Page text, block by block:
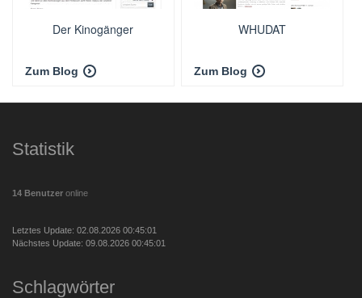
Der Kinogänger
Zum Blog
WHUDAT
Zum Blog
Statistik
14 Benutzer online
Letztes Update: 02.08.2026 00:45:01
Nächstes Update: 09.08.2026 00:45:01
Schlagwörter